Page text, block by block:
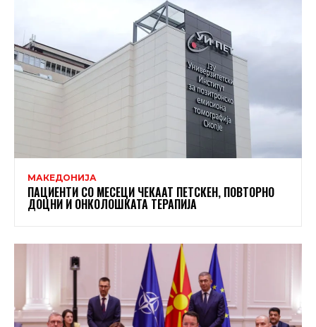
МАКЕДОНИЈА
ПАЦИЕНТИ СО МЕСЕЦИ ЧЕКААТ ПЕТСКЕН, ПОВТОРНО
ДОЦНИ И ОНКОЛОШКАТА ТЕРАПИЈА